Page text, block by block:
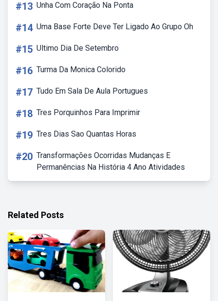
#13 Unha Com Coração Na Ponta
#14 Uma Base Forte Deve Ter Ligado Ao Grupo Oh
#15 Ultimo Dia De Setembro
#16 Turma Da Monica Colorido
#17 Tudo Em Sala De Aula Portugues
#18 Tres Porquinhos Para Imprimir
#19 Tres Dias Sao Quantas Horas
#20 Transformações Ocorridas Mudanças E
Permanências Na História 4 Ano Atividades
Related Posts